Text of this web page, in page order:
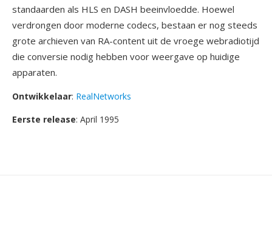
standaarden als HLS en DASH beeinvloedde. Hoewel
verdrongen door moderne codecs, bestaan er nog steeds
grote archieven van RA-content uit de vroege webradiotijd
die conversie nodig hebben voor weergave op huidige
apparaten.
Ontwikkelaar: RealNetworks
Eerste release: April 1995